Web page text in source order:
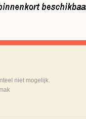
niet mogelijk.